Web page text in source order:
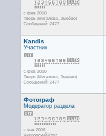
с фев 2010
Тверь (Мигалово, Змеёво)
Сообщений: 2477
Kandis
Участник
с фев 2010
Тверь (Мигалово, Змеёво)
Сообщений: 2477
Фотограф
Модератор раздела
с янв 2006